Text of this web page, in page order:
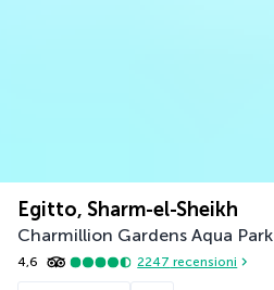
Egitto, Sharm-el-Sheikh
Charmillion Gardens Aqua Park
4,6 2247 recensioni